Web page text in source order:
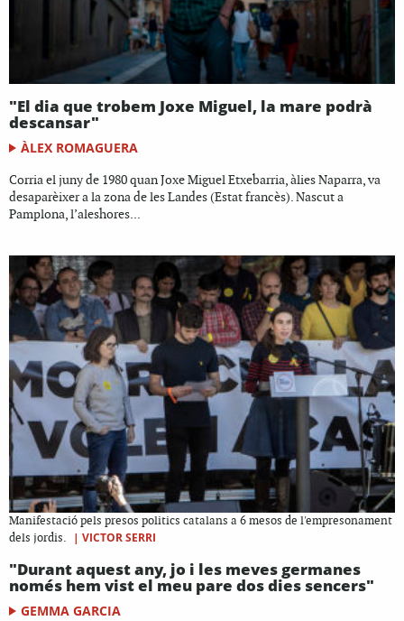
"El dia que trobem Joxe Miguel, la mare podrà
descansar"
ÀLEX ROMAGUERA
Corria el juny de 1980 quan Joxe Miguel Etxebarria, àlies Naparra, va
desaparèixer a la zona de les Landes (Estat francès). Nascut a
Pamplona, l’aleshores...
Manifestació pels presos politics catalans a 6 mesos de l'empresonament
dels jordis.
| VICTOR SERRI
"Durant aquest any, jo i les meves germanes
només hem vist el meu pare dos dies sencers"
GEMMA GARCIA